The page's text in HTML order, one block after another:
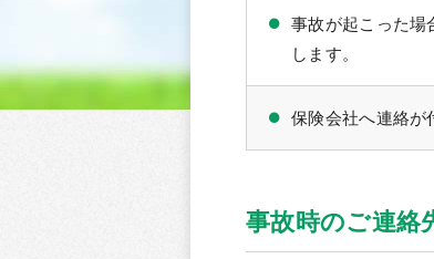
事故が起こった場
します。
保険会社へ連絡が
事故時のご連絡